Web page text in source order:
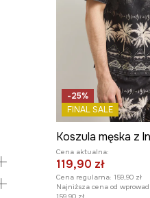
-25%
FINAL SALE
Cena aktualna:
119,90 zł
Cena regularna: 159,90 zł
Najniższa cena od
159,90 zł